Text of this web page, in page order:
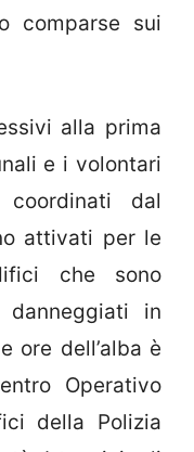
comparse sui
alla prima
e i volontari
coordinati dal
attivati per le
che sono
danneggiati in
ore dell’alba è
Operativo
della Polizia